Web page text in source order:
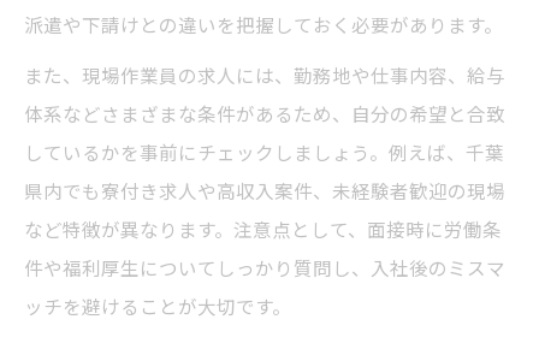
安定収入を実現する現場作業員求人の選択
直接採用の現場作業員求人が長期定着に強
い理由
現場仕事の給料を上げるための選択肢
現場作業員求人で給料アップを叶える方法
現場仕事給料の相場と求人選びのポイント
資格取得が現場作業員求人の給料に与える
派遣や下請けとの違いを把握しておく必要があります。
また、現場作業員の求人には、勤務地や仕事内容、給与
体系などさまざまな条件があるため、自分の希望と合致
しているかを事前にチェックしましょう。例えば、千葉
県内でも寮付き求人や高収入案件、未経験者歓迎の現場
など特徴が異なります。注意点として、面接時に労働条
件や福利厚生についてしっかり質問し、入社後のミスマ
ッチを避けることが大切です。